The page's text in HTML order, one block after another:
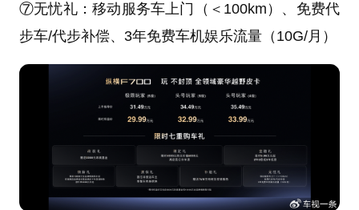
⑦无忧礼：移动服务车上门（＜100km）、免费代
步车/代步补偿、3年免费车机娱乐流量（10G/月）